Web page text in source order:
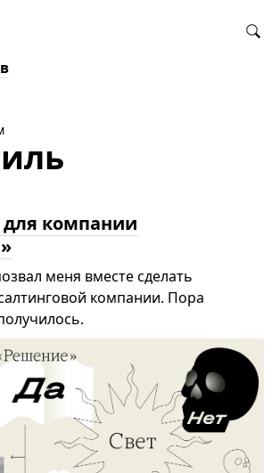
компании
меня вместе сделать
компании. Пора